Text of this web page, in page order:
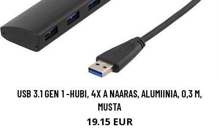
USB 3.1 GEN 1 -HUBI, 4X A NAARAS, ALUMIINIA, 0,3 M,
MUSTA
19.15 EUR